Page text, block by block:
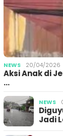
NEWS 20/04/2026
Aksi Anak di
…
NEWS
Jadi